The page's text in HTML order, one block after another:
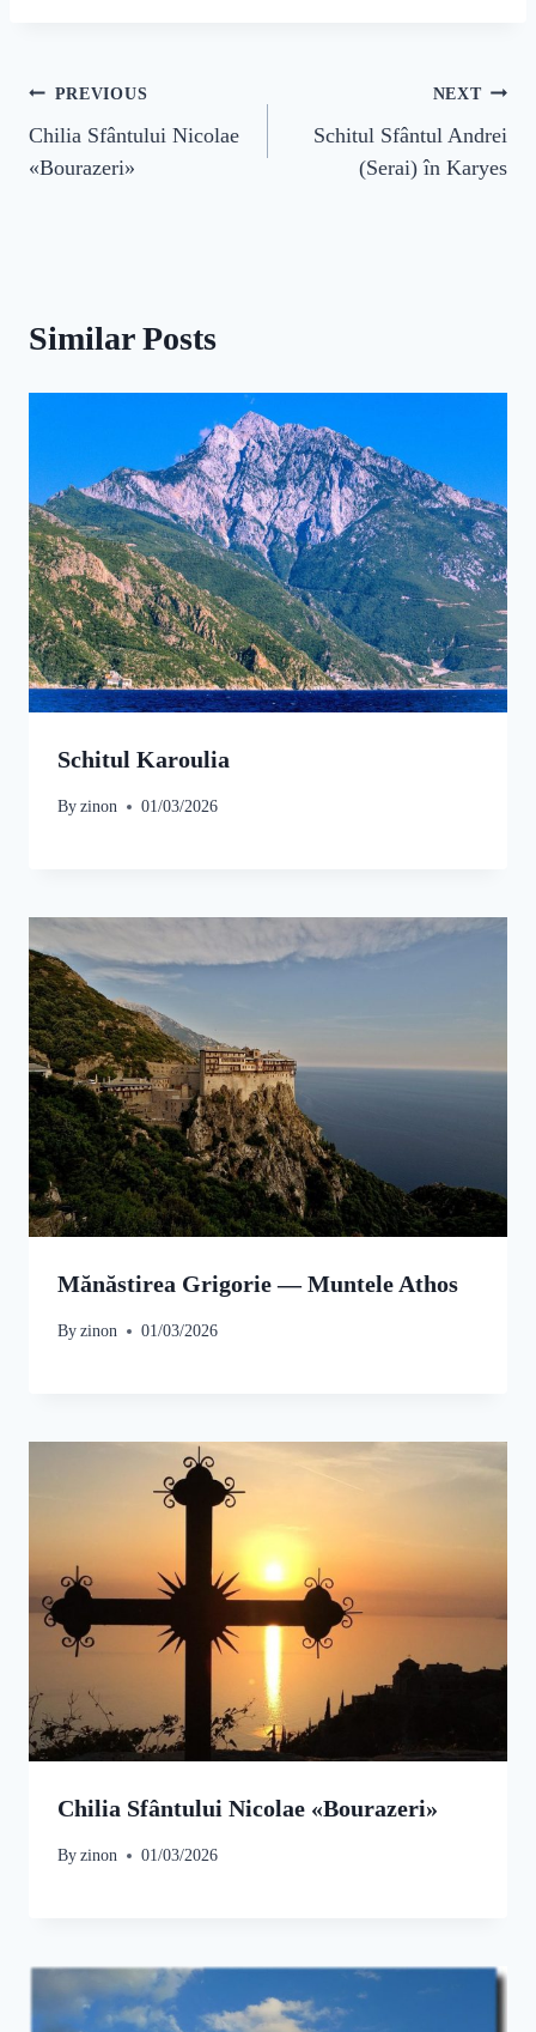
Navigare
în
PREVIOUS
Chilia Sfântului Nicolae
«Bourazeri»
NEXT
Schitul Sfântul Andrei
(Serai) în Karyes
Similar Posts
Schitul Karoulia
Byzinon 01/03/2026
Mănăstirea Grigorie — Muntele Athos
Byzinon 01/03/2026
Chilia Sfântului Nicolae «Bourazeri»
Byzinon 01/03/2026